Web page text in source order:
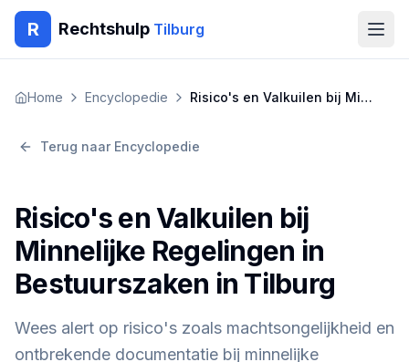
R Rechtshulp Tilburg
Home
Contact
🇳🇱 Nederlands 🇬🇧 English 🇹🇷 Türkçe
🇷🇴
Română
Home Encyclopedie Risico's en Valkuilen bij Minnelijke Regelingen in Bestuurszaken in Tilburg
Terug naar Encyclopedie
Risico's en Valkuilen bij
Minnelijke Regelingen in
Bestuurszaken in Tilburg
Wees alert op risico's zoals machtsongelijkheid en
ontbrekende documentatie bij minnelijke